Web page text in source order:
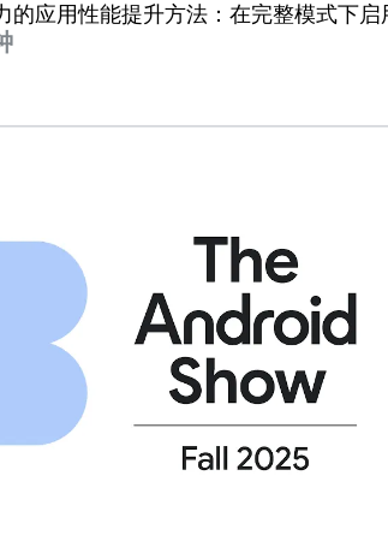
应用性能提升方法：在完整模式下启